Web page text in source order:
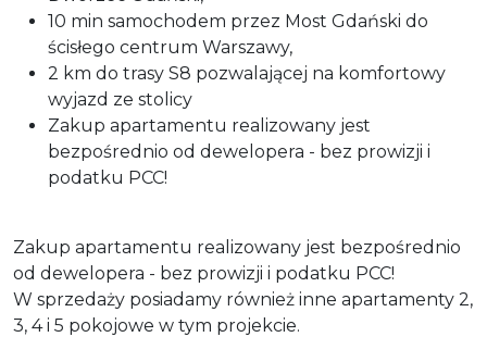
10 min samochodem przez Most Gdański do
ścisłego centrum Warszawy,
2 km do trasy S8 pozwalającej na komfortowy
wyjazd ze stolicy
Zakup apartamentu realizowany jest
bezpośrednio od dewelopera - bez prowizji i
podatku PCC!
Zakup apartamentu realizowany jest bezpośrednio
od dewelopera - bez prowizji i podatku PCC!
W sprzedaży posiadamy również inne apartamenty 2,
3, 4 i 5 pokojowe w tym projekcie.